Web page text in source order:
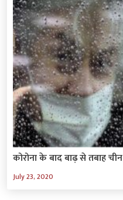
कोरोना के बाद बाढ़ से तबाह चीन
July 23, 2020